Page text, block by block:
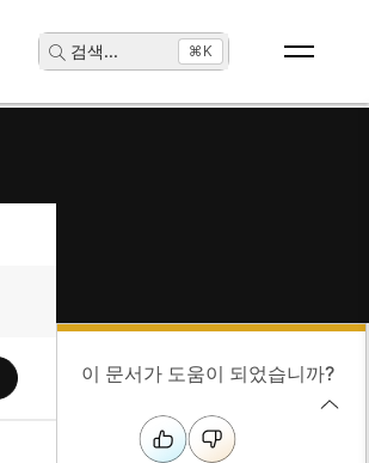
검색... ⌘K
이 문서가 도움이 되었습니까?